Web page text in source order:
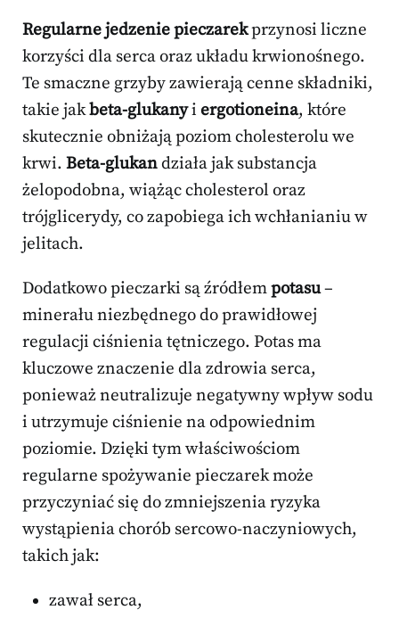
Regularne jedzenie pieczarekprzynosi liczne
korzyści dla serca oraz układu krwionośnego.
Te smaczne grzyby zawierają cenne składniki,
takie jakbeta-glukanyi ergotioneina, które
skutecznie obniżają poziom cholesterolu we
krwi. Beta-glukandziała jak substancja
żelopodobna, wiążąc cholesterol oraz
trójglicerydy, co zapobiega ich wchłanianiu w
jelitach.
Dodatkowo pieczarki są źródłempotasu–
minerału niezbędnego do prawidłowej
regulacji ciśnienia tętniczego. Potas ma
kluczowe znaczenie dla zdrowia serca,
ponieważ neutralizuje negatywny wpływ sodu
i utrzymuje ciśnienie na odpowiednim
poziomie. Dzięki tym właściwościom
regularne spożywanie pieczarek może
przyczyniać się do zmniejszenia ryzyka
wystąpienia chorób sercowo-naczyniowych,
takich jak:
zawał serca,